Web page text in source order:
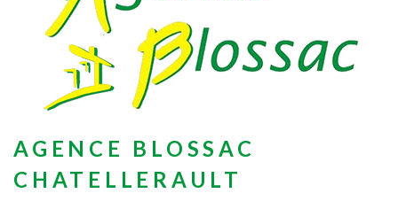
AGENCE BLOSSAC
CHATELLERAULT